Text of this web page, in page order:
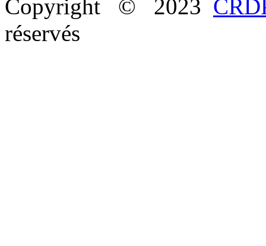
Copyright © 2023
réservés